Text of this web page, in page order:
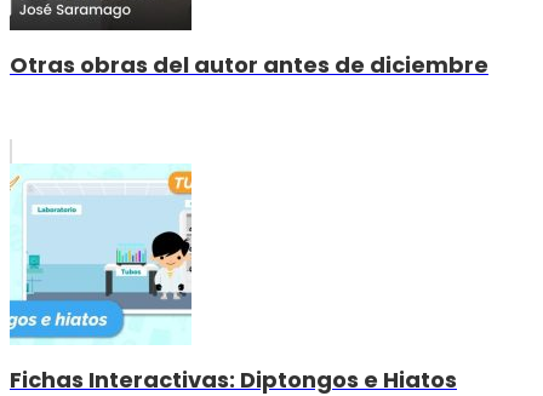
Otras obras del autor antes de diciembre
Fichas Interactivas: Diptongos e Hiatos